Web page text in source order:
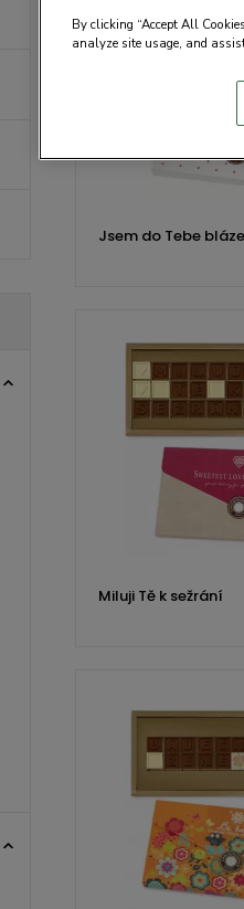
Jsem do Tebe
Miluji Tě k sežrání
By clicking “Accept All
analyze site usage, and